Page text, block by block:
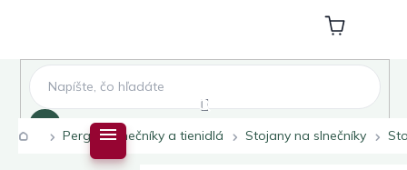
Nákupný
košík
Domov
Pergoly slnečníky a tienidlá Stojany na slnečníky